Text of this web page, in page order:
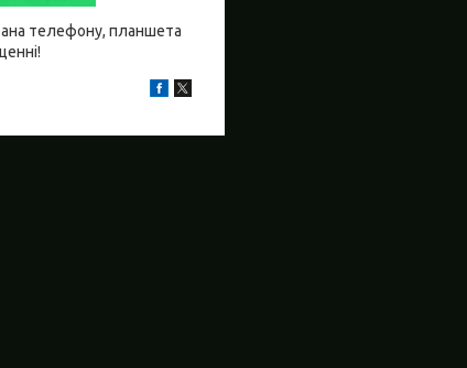
телефону, планшета